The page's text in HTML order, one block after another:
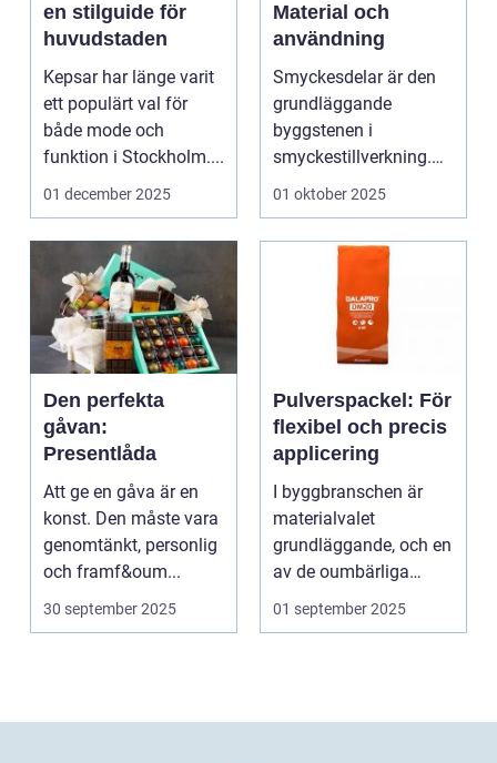
en stilguide för
huvudstaden
Kepsar har länge varit
ett populärt val för
både mode och
funktion i Stockholm....
01 december 2025
Material och
användning
Smyckesdelar är den
grundläggande
byggstenen i
smyckestillverkning.
De ger utrymme fö...
01 oktober 2025
Den perfekta
gåvan:
Presentlåda
Att ge en gåva är en
konst. Den måste vara
genomtänkt, personlig
och framf&oum...
30 september 2025
Pulverspackel: För
flexibel och precis
applicering
I byggbranschen är
materialvalet
grundläggande, och en
av de oumbärliga
komponenterna...
01 september 2025